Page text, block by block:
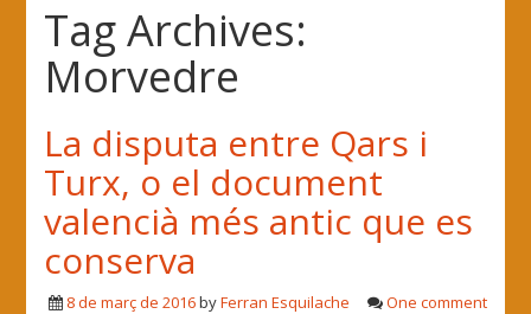
Tag Archives:
Morvedre
La disputa entre Qars i
Turx, o el document
valencià més antic que es
conserva
8 de març de 2016byFerran Esquilache One comment